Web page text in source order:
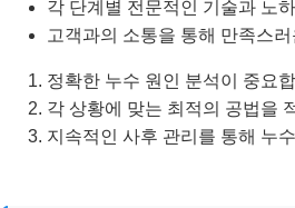
각 단계별 전문적인 기술과 노
고객과의 소통을 통해 만족스
정확한 누수 원인 분석이 중요
각 상황에 맞는 최적의 공법을
지속적인 사후 관리를 통해 누